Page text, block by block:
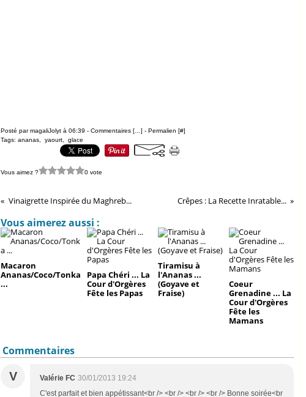
Posté par magaliJolyt à 06:39 - Commentaires [ ] - Permalien [#]
Tags: ananas yaourt glace
Vous aimez ? 0 vote
Vinaigrette Inspirée du Maghreb... Crêpes : La Recette Inratable...
Vous aimerez aussi :
Macaron
Ananas/Coco/Tonka
...
Papa Chéri ... La
Cour d'Orgères
Fête les Papas
Tiramisu à
l'Ananas ...
(Goyave et
Fraise)
Coeur
Grenadine ... La
Cour d'Orgères
Fête les
Mamans
Commentaires
V
Valérie FC 30/01/2013 19:24
C'est parfait et bien appétissant<br /> <br /> <br /> <br /> Bonne soirée<br